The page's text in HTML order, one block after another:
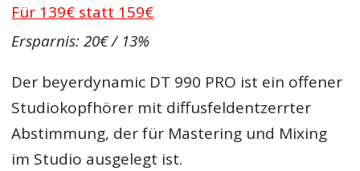
Für 139€ statt 159€
Ersparnis: 20€ / 13%
Der beyerdynamic DT 990 PRO ist ein offener
Studiokopfhörer mit diffusfeldentzerrter
Abstimmung, der für Mastering und Mixing
im Studio ausgelegt ist.